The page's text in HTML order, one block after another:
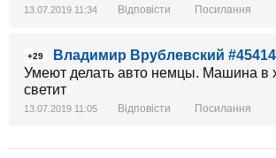
13.07.2019 11:34 Відповісти Посилання
+29
Владимир Врублевский
Умеют делать авто немцы. Машина в
светит
13.07.2019 11:05 Відповісти Посилання